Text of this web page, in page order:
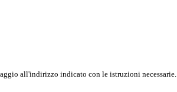
all'indirizzo indicato con le istruzioni necessarie.